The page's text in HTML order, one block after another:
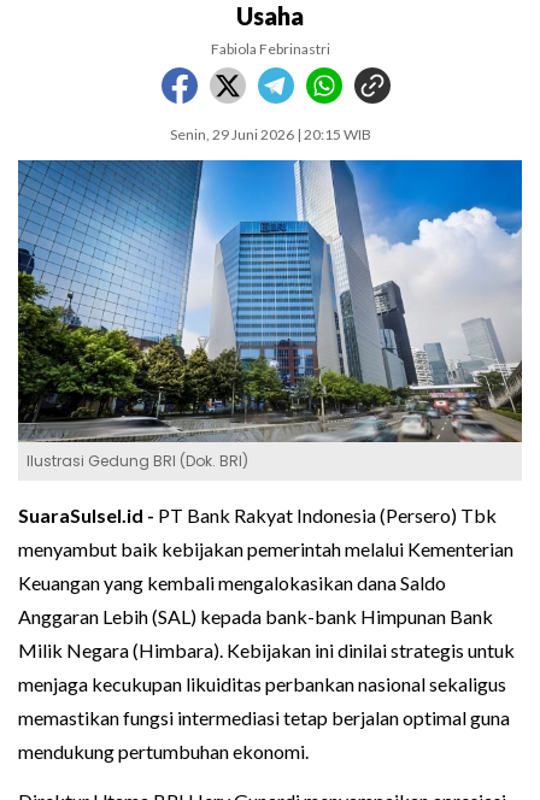
Usaha
Fabiola Febrinastri
Senin, 29 Juni 2026 | 20:15 WIB
Ilustrasi Gedung BRI (Dok. BRI)
SuaraSulsel.id - PT Bank Rakyat Indonesia (Persero) Tbk
menyambut baik kebijakan pemerintah melalui Kementerian
Keuangan yang kembali mengalokasikan dana Saldo
Anggaran Lebih (SAL) kepada bank-bank Himpunan Bank
Milik Negara (Himbara). Kebijakan ini dinilai strategis untuk
menjaga kecukupan likuiditas perbankan nasional sekaligus
memastikan fungsi intermediasi tetap berjalan optimal guna
mendukung pertumbuhan ekonomi.